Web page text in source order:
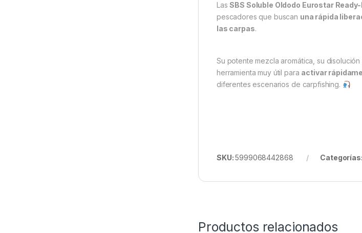
LasSBS Soluble Oldodo Eurostar
pescadores que buscan una rápida
las carpas.
Su potente mezcla aromática, su
herramienta muy útil para activar
diferentes escenarios de carpfishing.
SKU:5999068442868 Categorías:
Productos relacionados